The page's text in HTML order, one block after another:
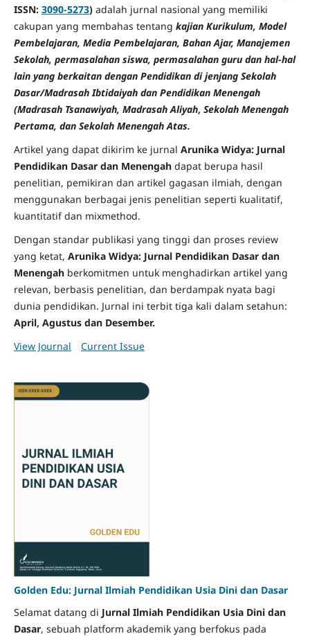
ISSN: 3090-5273) adalah jurnal nasional yang memiliki
cakupan yang membahas tentang kajian Kurikulum, Model
Pembelajaran, Media Pembelajaran, Bahan Ajar, Manajemen
Sekolah, permasalahan siswa, permasalahan guru dan hal-hal
lain yang berkaitan dengan Pendidikan di jenjang Sekolah
Dasar/Madrasah Ibtidaiyah dan Pendidikan Menengah
(Madrasah Tsanawiyah, Madrasah Aliyah, Sekolah Menengah
Pertama, dan Sekolah Menengah Atas.
Artikel yang dapat dikirim ke jurnal Arunika Widya: Jurnal
Pendidikan Dasar dan Menengah dapat berupa hasil
penelitian, pemikiran dan artikel gagasan ilmiah, dengan
menggunakan berbagai jenis penelitian seperti kualitatif,
kuantitatif dan mixmethod.
Dengan standar publikasi yang tinggi dan proses review
yang ketat, Arunika Widya: Jurnal Pendidikan Dasar dan
Menengah berkomitmen untuk menghadirkan artikel yang
relevan, berbasis penelitian, dan berdampak nyata bagi
dunia pendidikan. Jurnal ini terbit tiga kali dalam setahun:
April, Agustus dan Desember.
View Journal
Current Issue
Golden Edu: Jurnal Ilmiah Pendidikan Usia Dini dan Dasar
Selamat datang di Jurnal Ilmiah Pendidikan Usia Dini dan
Dasar, sebuah platform akademik yang berfokus pada